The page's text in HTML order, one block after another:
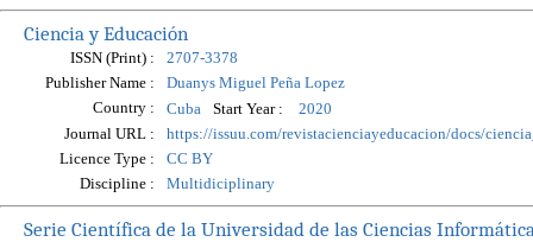
Ciencia y Educación
ISSN (Print) :
2707-3378
Publisher Name :
Duanys Miguel Peña Lopez
Country :
Cuba Start Year :
2020
Journal URL :
https://issuu.com/revistacienciayeducacion/docs/
Licence Type :
CC BY
Discipline :
Multidiciplinary
Serie Científica de la Universidad de las Ciencias